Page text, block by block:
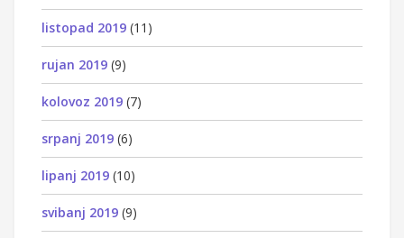
listopad 2019 (11)
rujan 2019 (9)
kolovoz 2019 (7)
srpanj 2019 (6)
lipanj 2019 (10)
svibanj 2019 (9)